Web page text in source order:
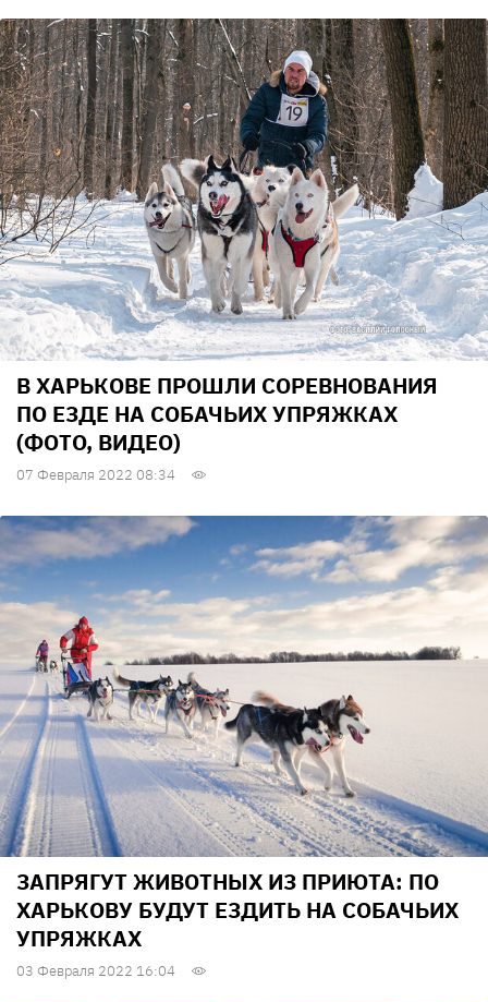
В ХАРЬКОВЕ ПРОШЛИ СОРЕВНОВАНИЯ
ПО ЕЗДЕ НА СОБАЧЬИХ УПРЯЖКАХ
(ФОТО, ВИДЕО)
07 Февраля 2022 08:34
ЗАПРЯГУТ ЖИВОТНЫХ ИЗ ПРИЮТА: ПО
ХАРЬКОВУ БУДУТ ЕЗДИТЬ НА СОБАЧЬИХ
УПРЯЖКАХ
03 Февраля 2022 16:04